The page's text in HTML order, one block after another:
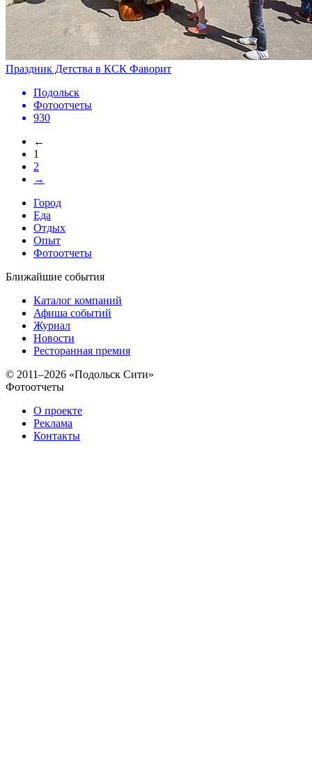
Праздник Детства в КСК Фаворит
Подольск
Фотоотчеты
930
←
1
2
→
Город
Еда
Отдых
Опыт
Фотоотчеты
Ближайшие события
Каталог компаний
Афиша событий
Журнал
Новости
Ресторанная премия
© 2011–2026 «Подольск Сити»
Фотоотчеты
О проекте
Реклама
Контакты